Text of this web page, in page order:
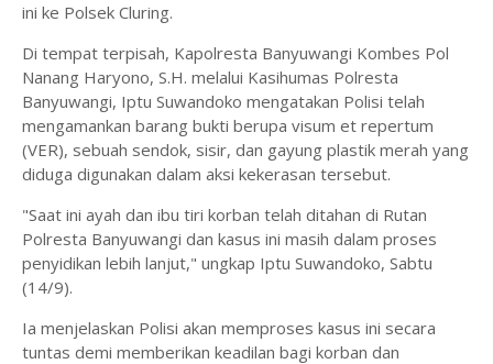
ini ke Polsek Cluring.
Di tempat terpisah, Kapolresta Banyuwangi Kombes Pol
Nanang Haryono, S.H. melalui Kasihumas Polresta
Banyuwangi, Iptu Suwandoko mengatakan Polisi telah
mengamankan barang bukti berupa visum et repertum
(VER), sebuah sendok, sisir, dan gayung plastik merah yang
diduga digunakan dalam aksi kekerasan tersebut.
"Saat ini ayah dan ibu tiri korban telah ditahan di Rutan
Polresta Banyuwangi dan kasus ini masih dalam proses
penyidikan lebih lanjut," ungkap Iptu Suwandoko, Sabtu
(14/9).
Ia menjelaskan Polisi akan memproses kasus ini secara
tuntas demi memberikan keadilan bagi korban dan